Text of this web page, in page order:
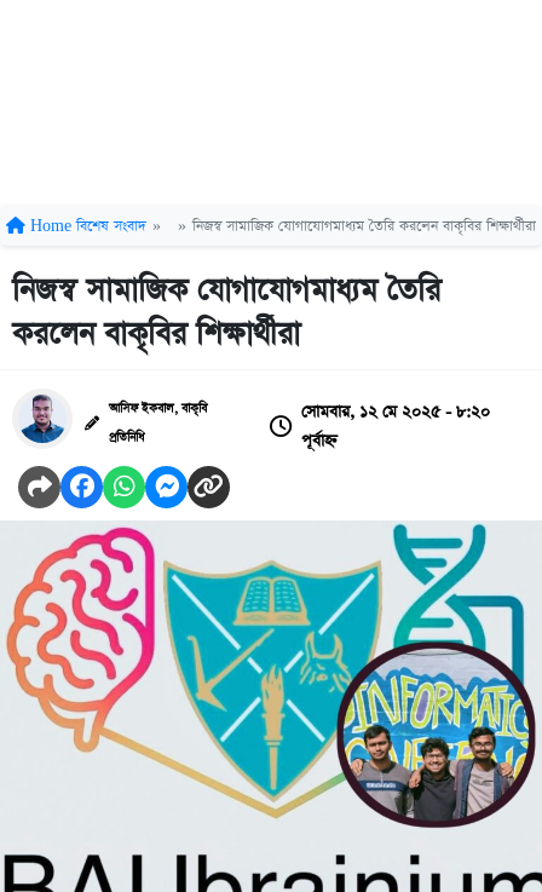
Home বিশেষ সংবাদ » » নিজস্ব সামাজিক যোগাযোগমাধ্যম তৈরি করলেন বাকৃবির শিক্ষার্থীরা
নিজস্ব সামাজিক যোগাযোগমাধ্যম তৈরি
করলেন বাকৃবির শিক্ষার্থীরা
আসিফ ইকবাল, বাকৃবি
প্রতিনিধি
সোমবার, ১২ মে ২০২৫ - ৮:২০
পূর্বাহ্ন